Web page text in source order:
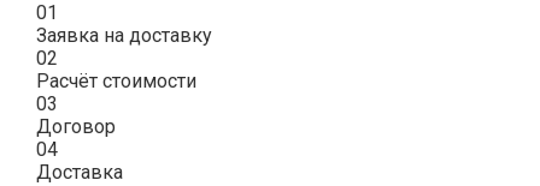
01
Заявка на доставку
02
Расчёт стоимости
03
Договор
04
Доставка